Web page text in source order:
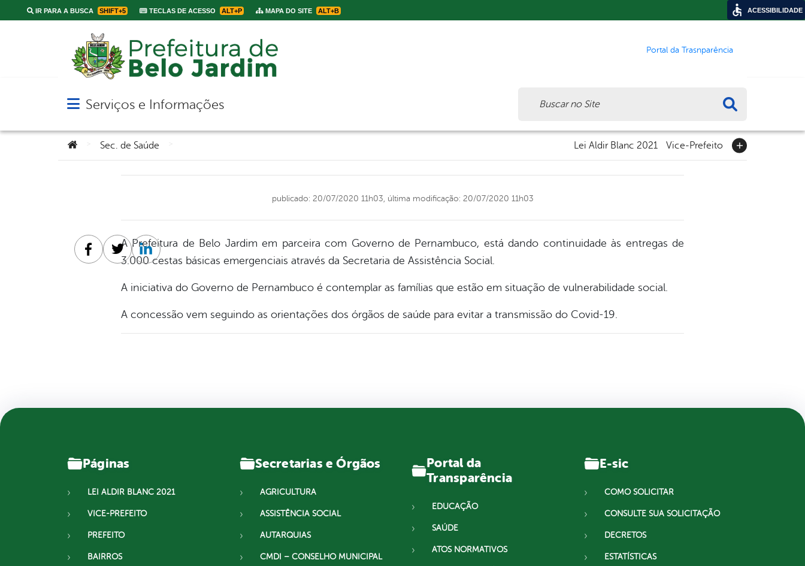
IR PARA A BUSCA SHIFT+5 TECLAS DE ACESSO ALT+P MAPA DO SITE ALT+B
Portal da Trasnparência
Abrir menu principal de navegação
Serviços e Informações
Você está aqui:Sec. de Saúde Lei Aldir Blanc 2021 Vice-Prefeito
publicado: 20/07/2020 11h03, última modificação: 20/07/2020 11h03
A Prefeitura de Belo Jardim em parceira com Governo de Pernambuco, está dando continuidade às entregas de
3.000 cestas básicas emergenciais através da Secretaria de Assistência Social.
A iniciativa do Governo de Pernambuco é contemplar as famílias que estão em situação de vulnerabilidade social.
A concessão vem seguindo as orientações dos órgãos de saúde para evitar a transmissão do Covid-19.
Facebook
TwitterLinkedin
Páginas
LEI ALDIR BLANC 2021
VICE-PREFEITO
PREFEITO
BAIRROS
Secretarias e Órgãos
AGRICULTURA
ASSISTÊNCIA SOCIAL
AUTARQUIAS
CMDI – CONSELHO MUNICIPAL
Portal da
Transparência
EDUCAÇÃO
SAÚDE
ATOS NORMATIVOS
E-sic
COMO SOLICITAR
CONSULTE SUA SOLICITAÇÃO
DECRETOS
ESTATÍSTICAS
ACESSIBILIDADE